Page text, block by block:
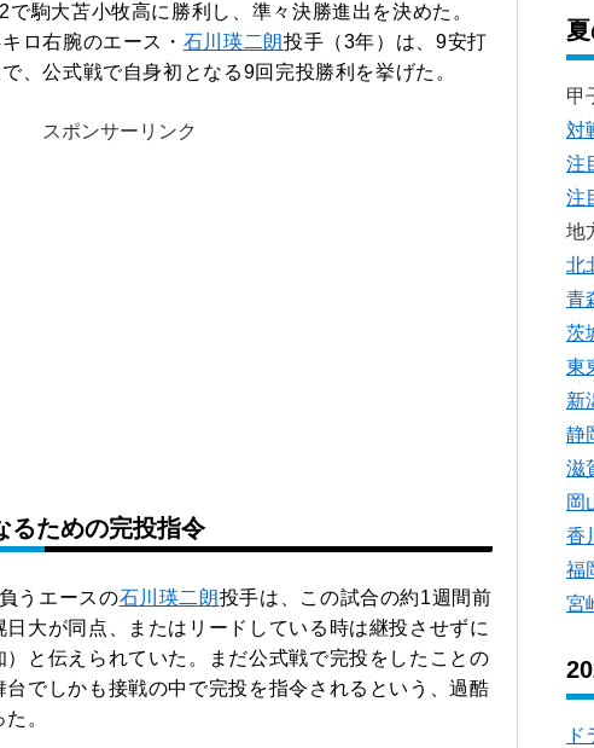
駒大苫小牧高に勝利し、準々決勝進出を決めた。
ロ右腕のエース・ 石川瑛二朗投手（3年）は、9安打
、公式戦で自身初となる9回完投勝利を挙げた。
スポンサーリンク
るための完投指令
うエースの石川瑛二朗投手は、この試合の約1週間前
大が同点、またはリードしている時は継投させずに
と伝えられていた。まだ公式戦で完投をしたことの
でしかも接戦の中で完投を指令されるという、過酷
。
甲
対
注
注
地
北
青
茨
東
新
静
滋
岡
香
福
宮